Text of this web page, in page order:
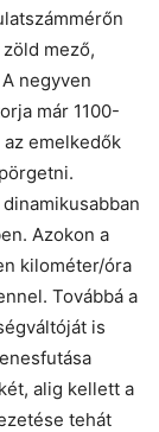
mező,
negyven
már 1100-
emelkedők
Azokon a
kilométer/óra
Továbbá a
is
alig kellett a
tehát